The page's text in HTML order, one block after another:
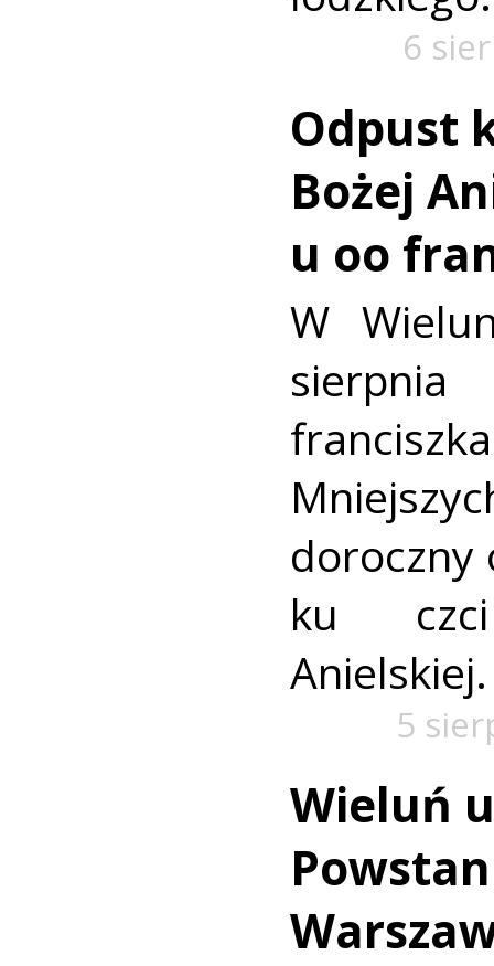
6
Odpust
Bożej
u oo
W
doroczny
ku
Anielskiej.
5
Wieluń